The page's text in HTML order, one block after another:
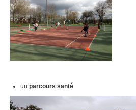
un parcours santé